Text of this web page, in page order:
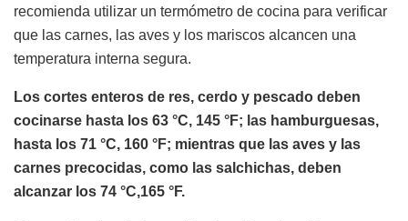
recomienda utilizar un termómetro de cocina para verificar
que las carnes, las aves y los mariscos alcancen una
temperatura interna segura.
Los cortes enteros de res, cerdo y pescado deben
cocinarse hasta los 63 °C, 145 °F; las hamburguesas,
hasta los 71 °C, 160 °F; mientras que las aves y las
carnes precocidas, como las salchichas, deben
alcanzar los 74 °C,165 °F.